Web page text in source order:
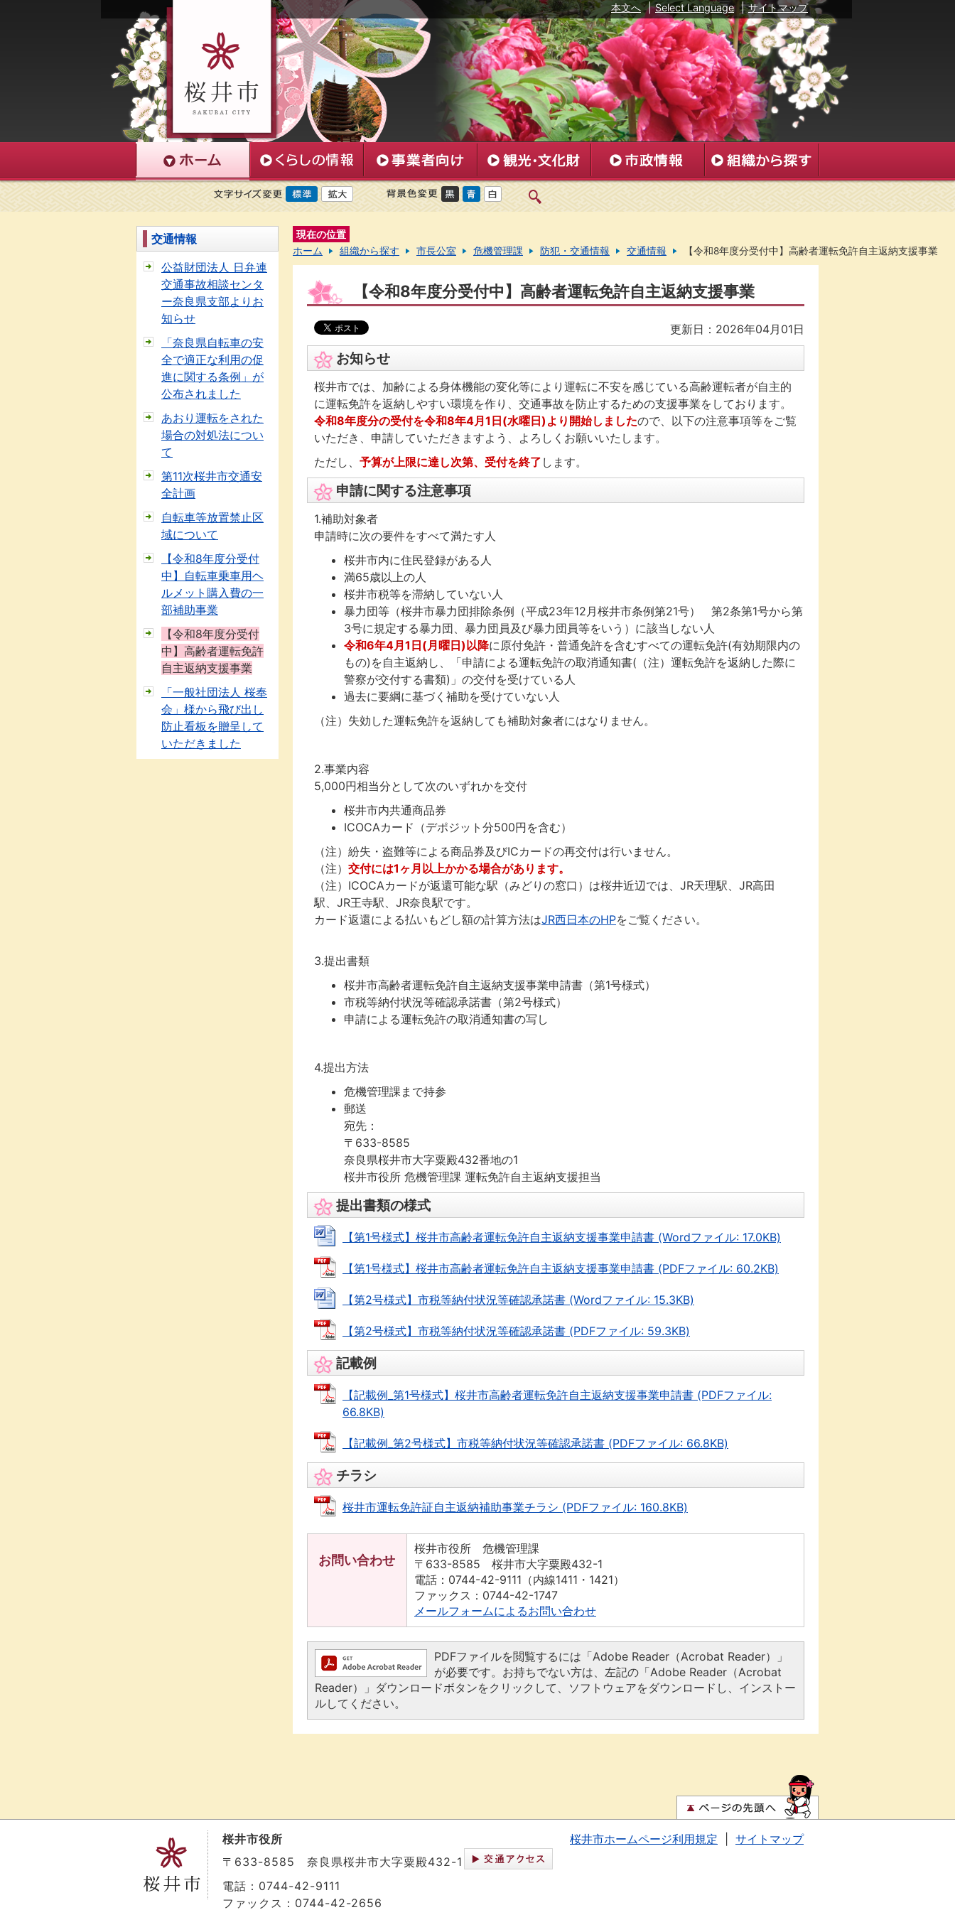
本文へ | Select Language | サイトマップ
交通情報
公益財団法人 日弁連
交通事故相談センタ
ー奈良県支部よりお
知らせ
「奈良県自転車の安
全で適正な利用の促
進に関する条例」が
公布されました
あおり運転をされた
場合の対処法につい
て
第11次桜井市交通安
全計画
自転車等放置禁止区
域について
【令和8年度分受付
中】自転車乗車用ヘ
ルメット購入費の一
部補助事業
【令和8年度分受付
中】高齢者運転免許
自主返納支援事業
「一般社団法人 桜奉
会」様から飛び出し
防止看板を贈呈して
いただきました
現在の位置
ホーム
組織から探す 市長公室 危機管理課 防犯・交通情報 交通情報 【令和8年度分受付中】高齢者運転免許自主返納支援事業
【令和8年度分受付中】高齢者運転免許自主返納支援事業
更新日：2026年04月01日
お知らせ
桜井市では、加齢による身体機能の変化等により運転に不安を感じている高齢運転者が自主的
に運転免許を返納しやすい環境を作り、交通事故を防止するための支援事業をしております。
令和8年度分の受付を令和8年4月1日(水曜日)より開始しましたので、以下の注意事項等をご覧
いただき、申請していただきますよう、よろしくお願いいたします。
ただし、 予算が上限に達し次第、受付を終了 します。
申請に関する注意事項
1.補助対象者
申請時に次の要件をすべて満たす人
桜井市内に住民登録がある人
満65歳以上の人
桜井市税等を滞納していない人
暴力団等（桜井市暴力団排除条例（平成23年12月桜井市条例第21号） 第2条第1号から第
3号に規定する暴力団、暴力団員及び暴力団員等をいう）に該当しない人
令和6年4月1日(月曜日)以降に原付免許・普通免許を含むすべての運転免許(有効期限内の
もの)を自主返納し、「申請による運転免許の取消通知書(（注）運転免許を返納した際に
警察が交付する書類)」の交付を受けている人
過去に要綱に基づく補助を受けていない人
（注）失効した運転免許を返納しても補助対象者にはなりません。
2.事業内容
5,000円相当分として次のいずれかを交付
桜井市内共通商品券
ICOCAカード（デポジット分500円を含む）
（注）紛失・盗難等による商品券及びICカードの再交付は行いません。
（注） 交付には1ヶ月以上かかる場合があります。
（注）ICOCAカードが返還可能な駅（みどりの窓口）は桜井近辺では、JR天理駅、JR高田
駅、JR王寺駅、JR奈良駅です。
カード返還による払いもどし額の計算方法はJR西日本のHPをご覧ください。
3.提出書類
桜井市高齢者運転免許自主返納支援事業申請書（第1号様式）
市税等納付状況等確認承諾書（第2号様式）
申請による運転免許の取消通知書の写し
4.提出方法
危機管理課まで持参
郵送
宛先：
〒633-8585
奈良県桜井市大字粟殿432番地の1
桜井市役所 危機管理課 運転免許自主返納支援担当
提出書類の様式
【第1号様式】桜井市高齢者運転免許自主返納支援事業申請書 (Wordファイル: 17.0KB)
【第1号様式】桜井市高齢者運転免許自主返納支援事業申請書 (PDFファイル: 60.2KB)
【第2号様式】市税等納付状況等確認承諾書 (Wordファイル: 15.3KB)
【第2号様式】市税等納付状況等確認承諾書 (PDFファイル: 59.3KB)
記載例
【記載例_第1号様式】桜井市高齢者運転免許自主返納支援事業申請書 (PDFファイル:
66.8KB)
【記載例_第2号様式】市税等納付状況等確認承諾書 (PDFファイル: 66.8KB)
チラシ
桜井市運転免許証自主返納補助事業チラシ (PDFファイル: 160.8KB)
お問い合わせ
桜井市役所 危機管理課
〒633-8585 桜井市大字粟殿432-1
電話：0744-42-9111（内線1411・1421）
ファックス：0744-42-1747
メールフォームによるお問い合わせ
PDFファイルを閲覧するには「Adobe Reader（Acrobat Reader）」
が必要です。お持ちでない方は、左記の「Adobe Reader（Acrobat
Reader）」ダウンロードボタンをクリックして、ソフトウェアをダウンロードし、インストー
ルしてください。
桜井市役所
〒633-8585 奈良県桜井市大字粟殿432-1
電話：0744-42-9111
ファックス：0744-42-2656
桜井市ホームページ利用規定 サイトマップ